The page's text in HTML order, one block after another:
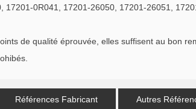
0R041, 17201-26050, 17201-26051,
de qualité éprouvée, elles suffisent au bon
Références Fabricant Autres